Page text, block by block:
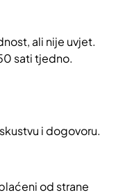
ali nije uvjet.
sati tjedno.
i dogovoru.
od strane